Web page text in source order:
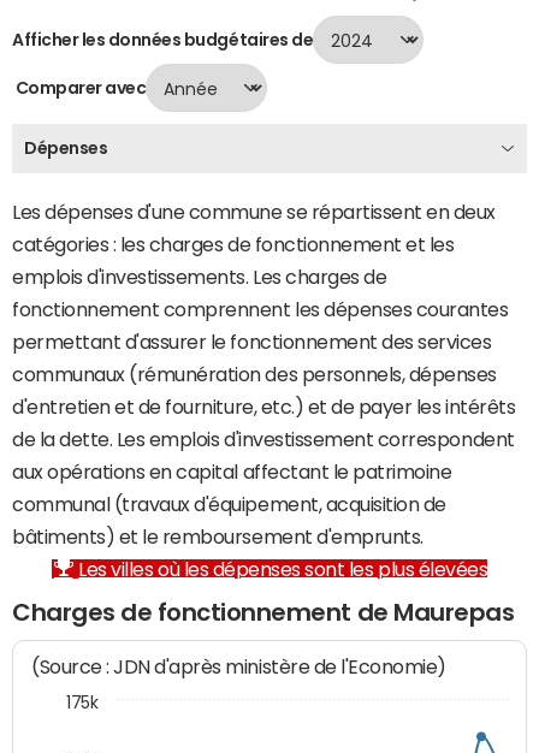
Afficher les données budgétaires de
Comparer avec
Dépenses
Les dépenses d'une commune se répartissent en deux
catégories : les charges de fonctionnement et les
emplois d'investissements. Les charges de
fonctionnement comprennent les dépenses courantes
permettant d'assurer le fonctionnement des services
communaux (rémunération des personnels, dépenses
d'entretien et de fourniture, etc.) et de payer les intérêts
de la dette. Les emplois d'investissement correspondent
aux opérations en capital affectant le patrimoine
communal (travaux d'équipement, acquisition de
bâtiments) et le remboursement d'emprunts.
Les villes où les dépenses sont les plus élevées
Charges de fonctionnement de Maurepas
(Source : JDN d'après ministère de l'Economie)
175k